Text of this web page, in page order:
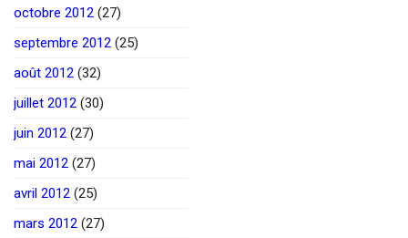
octobre 2012 (27)
septembre 2012 (25)
août 2012 (32)
juillet 2012 (30)
juin 2012 (27)
mai 2012 (27)
avril 2012 (25)
mars 2012 (27)